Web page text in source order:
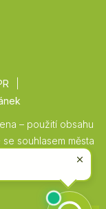
– použití obsahu
souhlasem města